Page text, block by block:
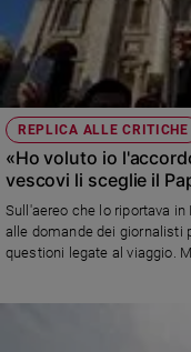
REPLICA ALLE CRITICHE
«Ho voluto io
vescovi li sceglie il
Sull'aereo che lo riportava
alle domande dei giornalisti
questioni legate al viaggio.